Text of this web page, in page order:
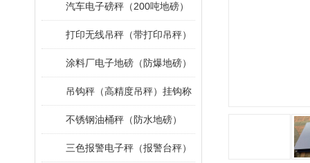
汽车电子磅秤（200吨地磅）
打印无线吊秤（带打印吊秤）
涂料厂电子地磅（防爆地磅）
吊钩秤（高精度吊秤）挂钩称
不锈钢油桶秤（防水地磅）
三色报警电子秤（报警台秤）